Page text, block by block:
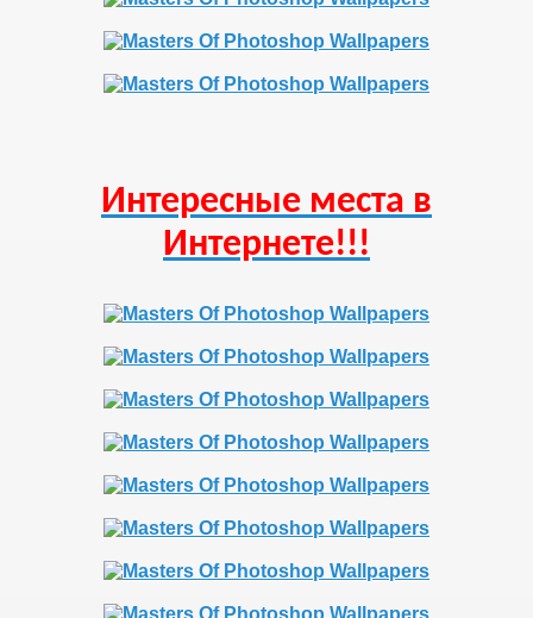
Интересные места в
Интернете!!!